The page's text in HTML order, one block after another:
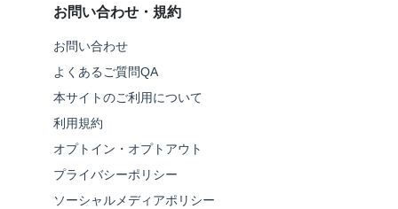
お問い合わせ・規約
お問い合わせ
よくあるご質問QA
本サイトのご利用について
利用規約
オプトイン・オプトアウト
プライバシーポリシー
ソーシャルメディアポリシー